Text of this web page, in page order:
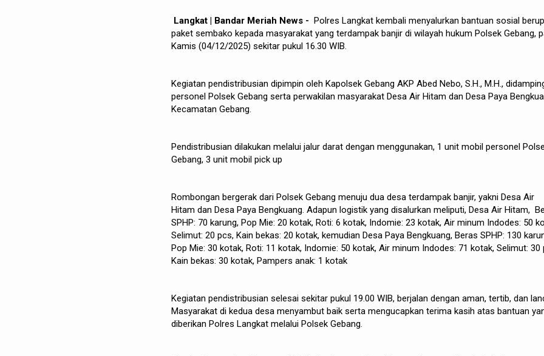
Langkat | Bandar Meriah News - Polres Langkat kembali menyalurkan bantuan sosial
paket sembako kepada masyarakat yang terdampak banjir di wilayah hukum Polsek Gebang,
Kamis (04/12/2025) sekitar pukul 16.30 WIB.
Kegiatan pendistribusian dipimpin oleh Kapolsek Gebang AKP Abed Nebo, S.H., M.H.,
personel Polsek Gebang serta perwakilan masyarakat Desa Air Hitam dan Desa Paya
Kecamatan Gebang.
Pendistribusian dilakukan melalui jalur darat dengan menggunakan, 1 unit mobil personel
Gebang, 3 unit mobil pick up
Rombongan bergerak dari Polsek Gebang menuju dua desa terdampak banjir, yakni Desa Air
Hitam dan Desa Paya Bengkuang. Adapun logistik yang disalurkan meliputi, Desa Air Hitam,
SPHP: 70 karung, Pop Mie: 20 kotak, Roti: 6 kotak, Indomie: 23 kotak, Air minum Indodes: 50
Selimut: 20 pcs, Kain bekas: 20 kotak, kemudian Desa Paya Bengkuang, Beras SPHP: 130
Pop Mie: 30 kotak, Roti: 11 kotak, Indomie: 50 kotak, Air minum Indodes: 71 kotak, Selimut: 30
Kain bekas: 30 kotak, Pampers anak: 1 kotak
Kegiatan pendistribusian selesai sekitar pukul 19.00 WIB, berjalan dengan aman, tertib, dan
Masyarakat di kedua desa menyambut baik serta mengucapkan terima kasih atas bantuan
diberikan Polres Langkat melalui Polsek Gebang.